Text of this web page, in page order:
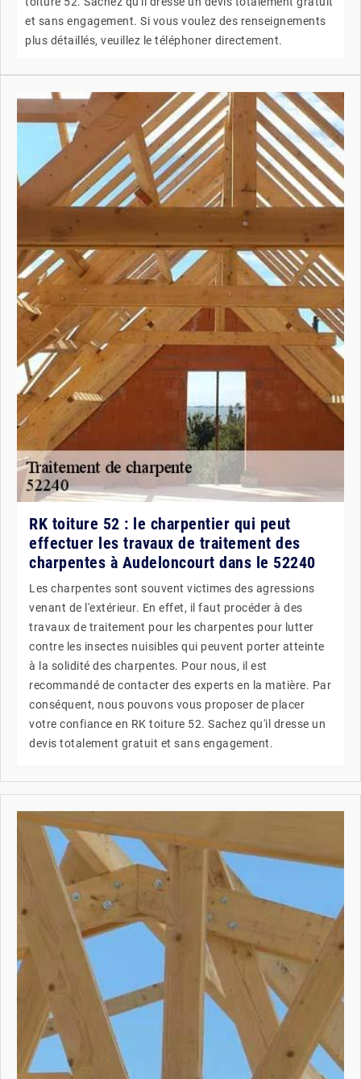
et sans engagement. Si vous voulez des renseignements
plus détaillés, veuillez le téléphoner directement.
RK toiture 52 : le charpentier qui peut
effectuer les travaux de traitement des
charpentes à Audeloncourt dans le 52240
Les charpentes sont souvent victimes des agressions
venant de l'extérieur. En effet, il faut procéder à des
travaux de traitement pour les charpentes pour lutter
contre les insectes nuisibles qui peuvent porter atteinte
à la solidité des charpentes. Pour nous, il est
recommandé de contacter des experts en la matière. Par
conséquent, nous pouvons vous proposer de placer
votre confiance en RK toiture 52. Sachez qu'il dresse un
devis totalement gratuit et sans engagement.